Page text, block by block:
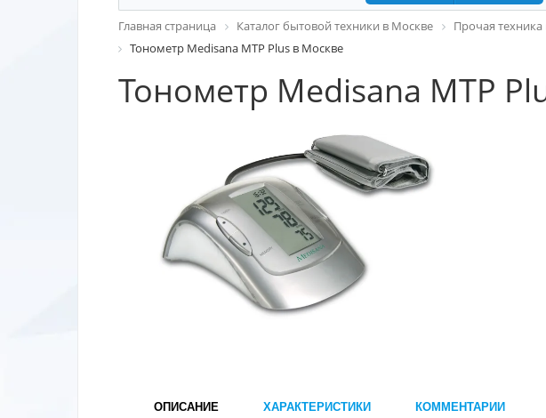
Главная страница Каталог бытовой техники в Москве Прочая
Тонометр Medisana MTP Plus в Москве
Тонометр Medisana MTP
ОПИСАНИЕ ХАРАКТЕРИСТИКИ КОММЕНТАРИИ